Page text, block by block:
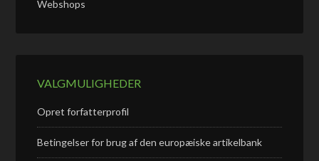
Webshops
VALGMULIGHEDER
Opret forfatterprofil
Betingelser for brug af den europæiske artikelbank